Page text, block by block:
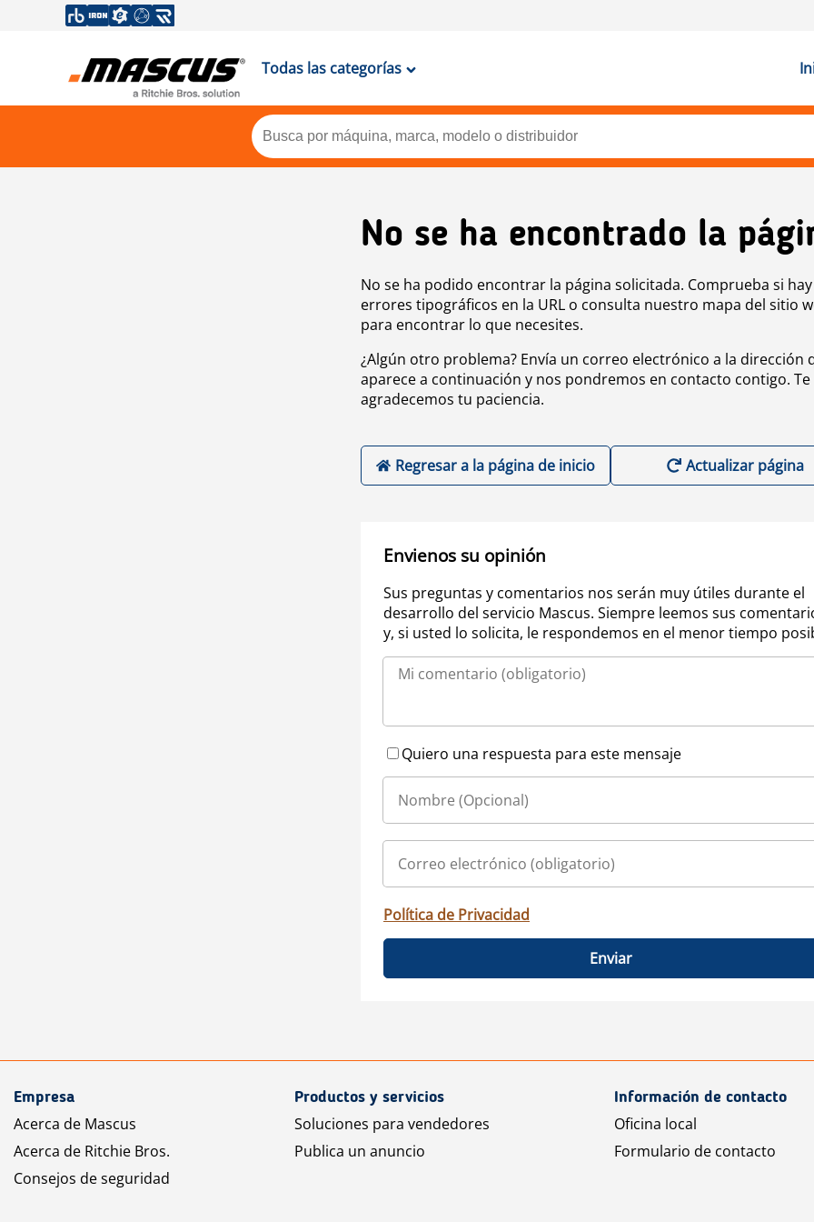
Todas las categorías
No se ha encontrado la
No se ha podido encontrar la página solicitada. Comprueba si hay
errores tipográficos en la URL o consulta nuestro mapa del sitio
para encontrar lo que necesites.
¿Algún otro problema? Envía un correo electrónico a la dirección
aparece a continuación y nos pondremos en contacto contigo. Te
agradecemos tu paciencia.
Regresar a la página de inicio Actualizar página
Envienos su opinión
Sus preguntas y comentarios nos serán muy útiles durante el
desarrollo del servicio Mascus. Siempre leemos sus
y, si usted lo solicita, le respondemos en el menor tiempo
Quiero una respuesta para este mensaje
Política de Privacidad
Enviar
Empresa
Acerca de Mascus
Acerca de Ritchie Bros.
Consejos de seguridad
Productos y servicios
Soluciones para vendedores
Publica un anuncio
Información de contacto
Oficina local
Formulario de contacto